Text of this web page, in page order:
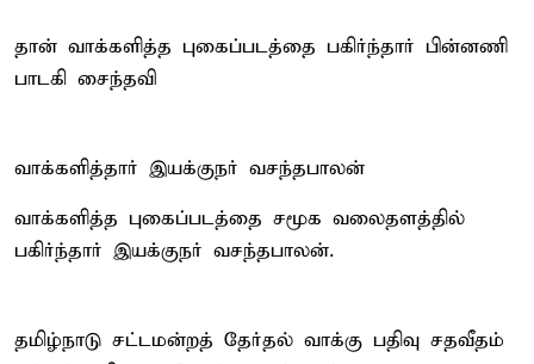
தான் வாக்களித்த புகைப்படத்தை பகிர்ந்தார் பின்னணி
பாடகி சைந்தவி
வாக்களித்தார் இயக்குநர் வசந்தபாலன்
வாக்களித்த புகைப்படத்தை சமூக வலைதளத்தில்
பகிர்ந்தார் இயக்குநர் வசந்தபாலன்.
தமிழ்நாடு சட்டமன்றத் தேர்தல் வாக்கு பதிவு சதவீதம்